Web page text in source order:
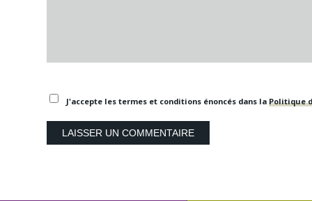
J'accepte les termes et conditions énoncés dans la Politique